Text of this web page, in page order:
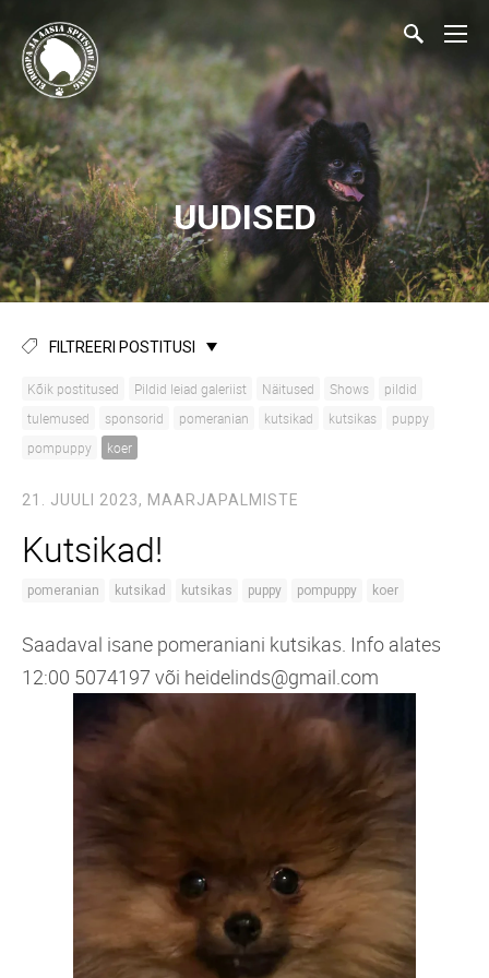
UUDISED
FILTREERI POSTITUSI
Kõik postitused Pildid leiad galeriist Näitused Shows
pildid
tulemused
sponsorid pomeranian kutsikad kutsikas
puppy
pompuppy
koer
21. JUULI 2023, MAARJAPALMISTE
Kutsikad!
pomeranian kutsikad kutsikas puppy pompuppy koer
Saadaval isane pomeraniani kutsikas. Info alates
12:00 5074197 või heidelinds@gmail.com